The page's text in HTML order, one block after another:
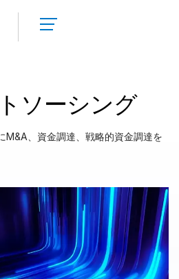
見
積
り
頼
す
る
ソーシング
M&A、資金調達、戦略的資金調達を